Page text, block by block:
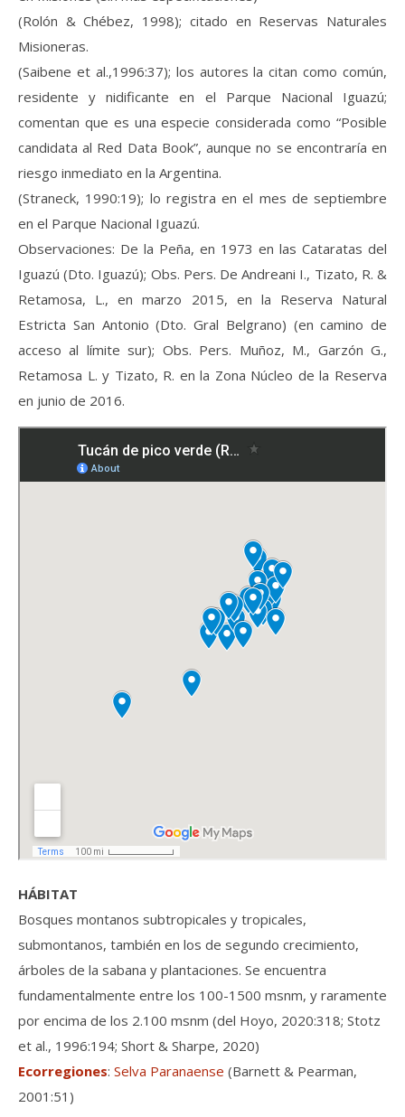
(Rolón & Chébez, 1998); citado en Reservas Naturales
Misioneras.
(Saibene et al.,1996:37); los autores la citan como común,
residente y nidificante en el Parque Nacional Iguazú;
comentan que es una especie considerada como “Posible
candidata al Red Data Book”, aunque no se encontraría en
riesgo inmediato en la Argentina.
(Straneck, 1990:19); lo registra en el mes de septiembre
en el Parque Nacional Iguazú.
Observaciones: De la Peña, en 1973 en las Cataratas del
Iguazú (Dto. Iguazú); Obs. Pers. De Andreani I., Tizato, R. &
Retamosa, L., en marzo 2015, en la Reserva Natural
Estricta San Antonio (Dto. Gral Belgrano) (en camino de
acceso al límite sur); Obs. Pers. Muñoz, M., Garzón G.,
Retamosa L. y Tizato, R. en la Zona Núcleo de la Reserva
en junio de 2016.
HÁBITAT
Bosques montanos subtropicales y tropicales,
submontanos, también en los de segundo crecimiento,
árboles de la sabana y plantaciones. Se encuentra
fundamentalmente entre los 100-1500 msnm, y raramente
por encima de los 2.100 msnm (del Hoyo, 2020:318; Stotz
et al., 1996:194; Short & Sharpe, 2020)
Ecorregiones: Selva Paranaense (Barnett & Pearman,
2001:51)